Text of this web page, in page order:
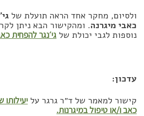
ולסיום, מחקר אחד הראה תועלת של
כאבי מיגרנה. ומהקישור הבא ניתן
נוספות לגבי יכולת של גי׳נגר להפחית
עדכון:
קישור למאמר של ד״ר גרגר על
כאב ו/או טיפול במיגרנות.